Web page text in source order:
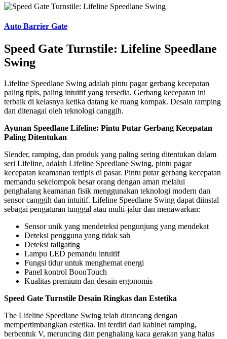
Auto Barrier Gate
Speed Gate Turnstile: Lifeline Speedlane
Swing
Lifeline Speedlane Swing adalah pintu pagar gerbang kecepatan
paling tipis, paling intuitif yang tersedia. Gerbang kecepatan ini
terbaik di kelasnya ketika datang ke ruang kompak. Desain ramping
dan ditenagai oleh teknologi canggih.
Ayunan Speedlane Lifeline: Pintu Putar Gerbang Kecepatan
Paling Ditentukan
Slender, ramping, dan produk yang paling sering ditentukan dalam
seri Lifeline, adalah Lifeline Speedlane Swing, pintu pagar
kecepatan keamanan tertipis di pasar. Pintu putar gerbang kecepatan
memandu sekelompok besar orang dengan aman melalui
penghalang keamanan fisik menggunakan teknologi modern dan
sensor canggih dan intuitif. Lifeline Speedlane Swing dapat diinstal
sebagai pengaturan tunggal atau multi-jalur dan menawarkan:
Sensor unik yang mendeteksi pengunjung yang mendekat
Deteksi pengguna yang tidak sah
Deteksi tailgating
Lampu LED pemandu intuitif
Fungsi tidur untuk menghemat energi
Panel kontrol BoonTouch
Kualitas premium dan desain ergonomis
Speed ​​Gate Turnstile Desain Ringkas dan Estetika
The Lifeline Speedlane Swing telah dirancang dengan
mempertimbangkan estetika. Ini terdiri dari kabinet ramping,
berbentuk V, meruncing dan penghalang kaca gerakan yang halus